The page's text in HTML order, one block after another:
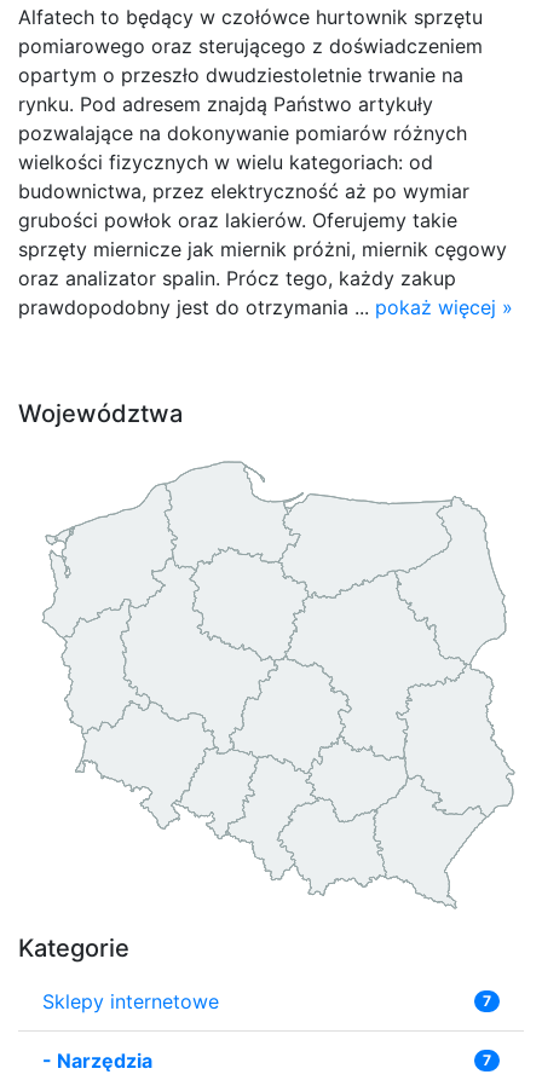
Alfatech to będący w czołówce hurtownik sprzętu
pomiarowego oraz sterującego z doświadczeniem
opartym o przeszło dwudziestoletnie trwanie na
rynku. Pod adresem znajdą Państwo artykuły
pozwalające na dokonywanie pomiarów różnych
wielkości fizycznych w wielu kategoriach: od
budownictwa, przez elektryczność aż po wymiar
grubości powłok oraz lakierów. Oferujemy takie
sprzęty miernicze jak miernik próżni, miernik cęgowy
oraz analizator spalin. Prócz tego, każdy zakup
prawdopodobny jest do otrzymania ... pokaż więcej »
Województwa
Kategorie
Sklepy internetowe 7
- Narzędzia 7